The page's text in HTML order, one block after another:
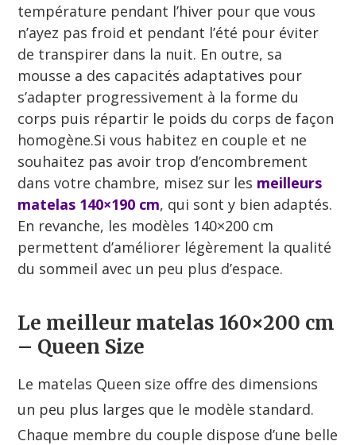
température pendant l’hiver pour que vous
n’ayez pas froid et pendant l’été pour éviter
de transpirer dans la nuit. En outre, sa
mousse a des capacités adaptatives pour
s’adapter progressivement à la forme du
corps puis répartir le poids du corps de façon
homogène.Si vous habitez en couple et ne
souhaitez pas avoir trop d’encombrement
dans votre chambre, misez sur les meilleurs
matelas 140×190 cm, qui sont y bien adaptés.
En revanche, les modèles 140×200 cm
permettent d’améliorer légèrement la qualité
du sommeil avec un peu plus d’espace.
Le meilleur matelas 160×200 cm
– Queen Size
Le matelas Queen size offre des dimensions
un peu plus larges que le modèle standard.
Chaque membre du couple dispose d’une belle